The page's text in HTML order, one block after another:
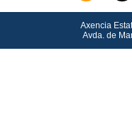
Axencia
Avda.de